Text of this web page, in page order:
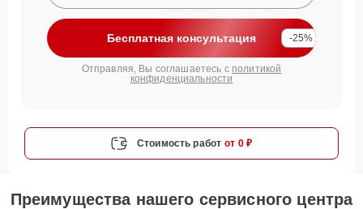
Бесплатная консультация -25%
Отправляя, Вы соглашаетесь с политикой
конфиденциальности
Стоимость работ от 0 ₽
Преимущества нашего сервисного центра